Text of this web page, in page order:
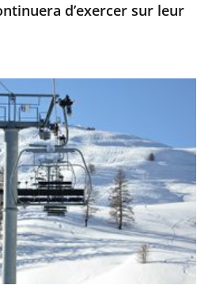
d’exercer sur leur